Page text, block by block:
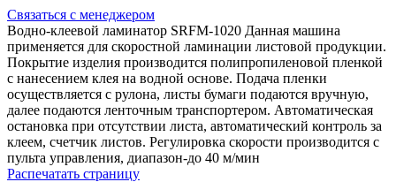
Связаться с менеджером
Водно-клеевой ламинатор SRFM-1020 Данная машина
применяется для скоростной ламинации листовой продукции.
Покрытие изделия производится полипропиленовой пленкой
с нанесением клея на водной основе. Подача пленки
осуществляется с рулона, листы бумаги подаются вручную,
далее подаются ленточным транспортером. Автоматическая
остановка при отсутствии листа, автоматический контроль за
клеем, счетчик листов. Регулировка скорости производится с
пульта управления, диапазон-до 40 м/мин
Распечатать страницу